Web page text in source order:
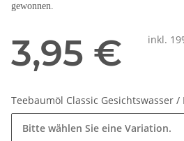
gewonnen.
3,95 € inkl.
Teebaumöl Classic Gesichtswasser /
Bitte wählen Sie eine Variation.